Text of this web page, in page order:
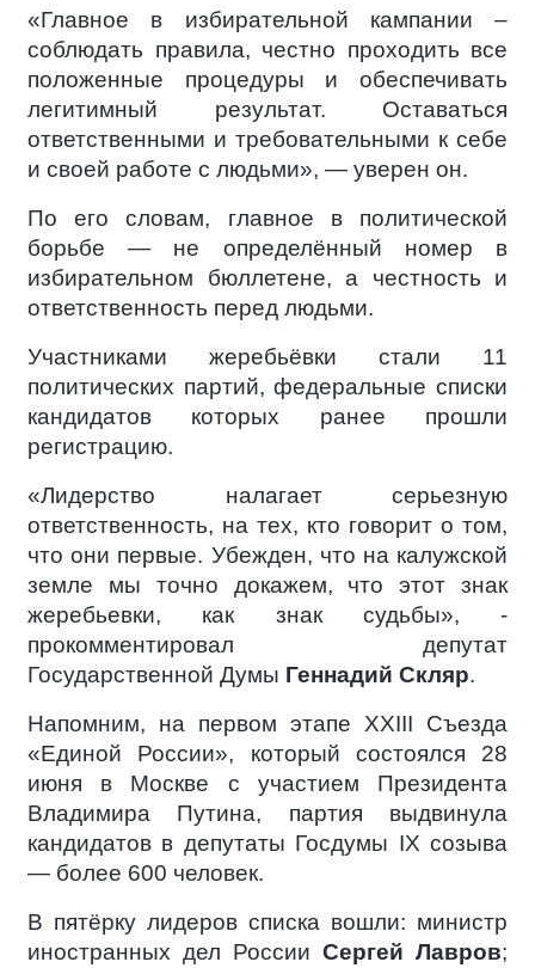
«Главное в избирательной кампании –
соблюдать правила, честно проходить все
положенные процедуры и обеспечивать
легитимный результат. Оставаться
ответственными и требовательными к себе
и своей работе с людьми», — уверен он.
По его словам, главное в политической
борьбе — не определённый номер в
избирательном бюллетене, а честность и
ответственность перед людьми.
Участниками жеребьёвки стали 11
политических партий, федеральные списки
кандидатов которых ранее прошли
регистрацию.
«Лидерство налагает серьезную
ответственность, на тех, кто говорит о том,
что они первые. Убежден, что на калужской
земле мы точно докажем, что этот знак
жеребьевки, как знак судьбы», -
прокомментировал депутат
Государственной Думы Геннадий Скляр.
Напомним, на первом этапе XXIII Съезда
«Единой России», который состоялся 28
июня в Москве с участием Президента
Владимира Путина, партия выдвинула
кандидатов в депутаты Госдумы IX созыва
— более 600 человек.
В пятёрку лидеров списка вошли: министр
иностранных дел России Сергей Лавров;